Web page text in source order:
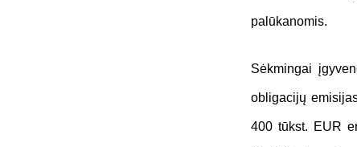
palūkanomis.
Sėkmingai
obligacijų
400 tūkst. EUR